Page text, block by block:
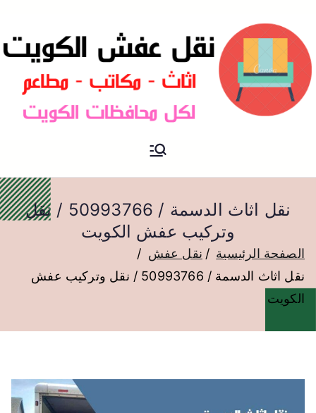
نقل عفش الكويت
نقل اثاث الدسمة / 50993766 / نقل
وتركيب عفش الكويت
الصفحة الرئيسية
نقل عفش
نقل اثاث الدسمة / 50993766 / نقل وتركيب عفش
الكويت